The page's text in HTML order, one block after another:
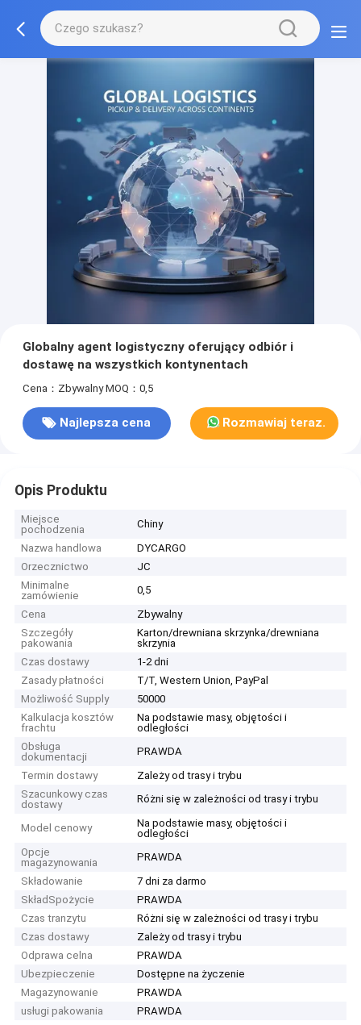
Globalny agent logistyczny oferujący odbiór i
dostawę na wszystkich kontynentach
Cena：Zbywalny MOQ：0,5
Najlepsza cena Rozmawiaj teraz.
Opis Produktu
Miejsce
pochodzenia
Chiny
Nazwa handlowa
DYCARGO
Orzecznictwo
JC
Minimalne
zamówienie
0,5
Cena
Zbywalny
Szczegóły
pakowania
Karton/drewniana skrzynka/drewniana
skrzynia
Czas dostawy
1-2 dni
Zasady płatności
T/T, Western Union, PayPal
Możliwość Supply
50000
Kalkulacja kosztów
frachtu
Na podstawie masy, objętości i
odległości
Obsługa
dokumentacji
PRAWDA
Termin dostawy
Zależy od trasy i trybu
Szacunkowy czas
dostawy
Różni się w zależności od trasy i trybu
Model cenowy
Na podstawie masy, objętości i
odległości
Opcje
magazynowania
PRAWDA
Składowanie
7 dni za darmo
SkładSpożycie
PRAWDA
Czas tranzytu
Różni się w zależności od trasy i trybu
Czas dostawy
Zależy od trasy i trybu
Odprawa celna
PRAWDA
Ubezpieczenie
Dostępne na życzenie
Magazynowanie
PRAWDA
usługi pakowania
PRAWDA